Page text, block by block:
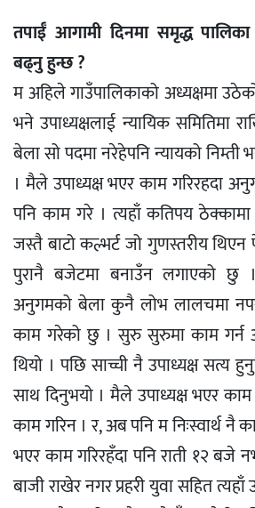
तपाईँ आगामी दिनमा समृद्ध
बढ्नु हुन्छ ?
म अहिले गाउँपालिकाको अध्यक्षमा
भने उपाध्यक्षलाई न्यायिक समितिमा
बेला सो पदमा नरेहेपनि न्यायको निम्ती
। मैले उपाध्यक्ष भएर काम गरिरहदा
पनि काम गरे । त्यहाँ कतिपय
जस्तै बाटो कल्भर्ट जो गुणस्तरीय थिएन
पुरानै बजेटमा बनाउँन लगाएको छु
अनुगमको बेला कुनै लोभ लालचमा
काम गरेको छु । सुरु सुरुमा काम गर्न
थियो । पछि साच्ची नै उपाध्यक्ष सत्य
साथ दिनुभयो । मैले उपाध्यक्ष भएर काम
काम गरिन । र, अब पनि म निःस्वार्थ नै
भएर काम गरिरहँदा पनि राती १२
बाजी राखेर नगर प्रहरी युवा सहित